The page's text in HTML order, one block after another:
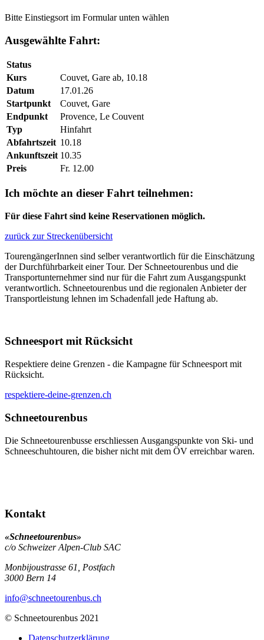
Bitte Einstiegsort im Formular unten wählen
Ausgewählte Fahrt:
Status
Kurs
Couvet, Gare ab, 10.18
Datum
17.01.26
Startpunkt
Couvet, Gare
Endpunkt
Provence, Le Couvent
Typ
Hinfahrt
Abfahrtszeit 10.18
Ankunftszeit 10.35
Preis
Fr. 12.00
Ich möchte an dieser Fahrt teilnehmen:
Für diese Fahrt sind keine Reservationen möglich.
zurück zur Streckenübersicht
TourengängerInnen sind selber verantwortlich für die Einschätzung
der Durchführbarkeit einer Tour. Der Schneetourenbus und die
Transportunternehmer sind nur für die Fahrt zum Ausgangspunkt
verantwortlich. Schneetourenbus und die regionalen Anbieter der
Transportleistung lehnen im Schadenfall jede Haftung ab.
Schneesport mit Rücksicht
Respektiere deine Grenzen - die Kampagne für Schneesport mit
Rücksicht.
respektiere-deine-grenzen.ch
Schneetourenbus
Die Schneetourenbusse erschliessen Ausgangspunkte von Ski- und
Schneeschuhtouren, die bisher nicht mit dem ÖV erreichbar waren.
Kontakt
«Schneetourenbus»
c/o Schweizer Alpen-Club SAC
Monbijoustrasse 61, Postfach
3000 Bern 14
info@schneetourenbus.ch
© Schneetourenbus 2021
Datenschutzerklärung